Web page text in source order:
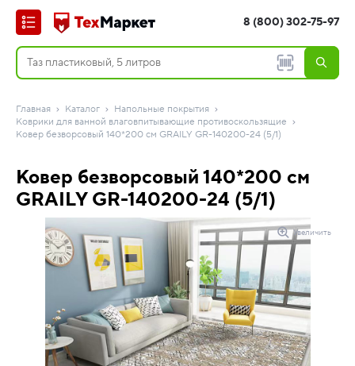
8 (800) 302-75-97
Главная Каталог
Напольные покрытия
Коврики для ванной влаговпитывающие противоскользящие
Ковер безворсовый 140*200 см GRAILY GR-140200-24 (5/1)
Ковер безворсовый 140*200 см
GRAILY GR-140200-24 (5/1)
Увеличить